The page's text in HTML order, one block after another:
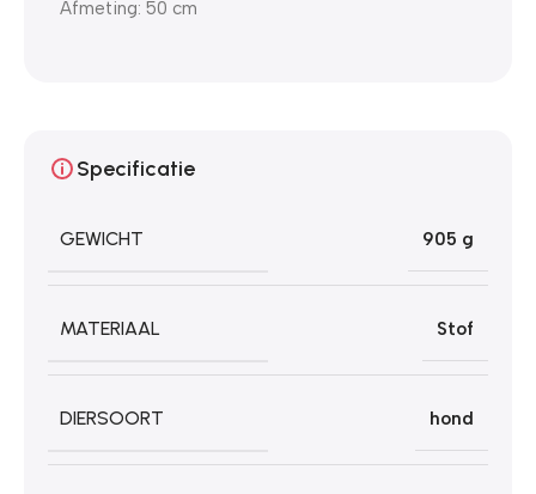
Afmeting: 50 cm
Specificatie
GEWICHT 905 g
MATERIAAL Stof
DIERSOORT hond